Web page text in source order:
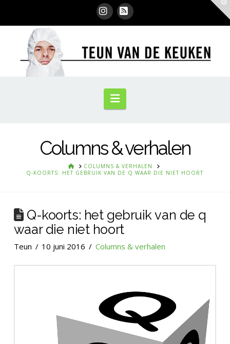
Instagram
RSS
Navigation
Columns & verhalen
HOMECOLUMNS & VERHALEN
Q-KOORTS: HET GEBRUIK VAN DE Q WAAR DIE NIET HOORT
Q-koorts: het gebruik van de q
waar die niet hoort
Teun 10 juni 2016 Columns & verhalen